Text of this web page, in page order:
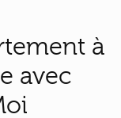
à
avec